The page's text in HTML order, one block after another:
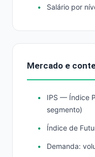
Salário por
Mercado e
IPS — Índice
segmento)
Índice de
Demanda: